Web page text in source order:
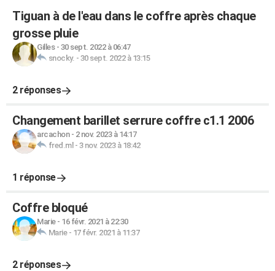
Tiguan à de l'eau dans le coffre après chaque
grosse pluie
Gilles- 30 sept. 2022 à 06:47
snocky. - 30 sept. 2022 à 13:15
2 réponses
Changement barillet serrure coffre c1.1 2006
arcachon- 2 nov. 2023 à 14:17
fred.ml - 3 nov. 2023 à 18:42
1 réponse
Coffre bloqué
Marie- 16 févr. 2021 à 22:30
Marie- 17 févr. 2021 à 11:37
2 réponses